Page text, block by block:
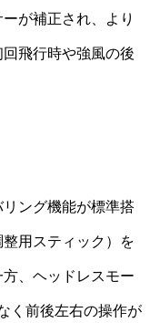
が補正され、より
飛行時や強風の後
ング機能が標準搭
用スティック）を
、ヘッドレスモー
く前後左右の操作が